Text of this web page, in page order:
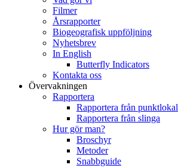
Filmer
Årsrapporter
Biogeografisk uppföljning
Nyhetsbrev
In English
Butterfly Indicators
Kontakta oss
Övervakningen
Rapportera
Rapportera från punktlokal
Rapportera från slinga
Hur gör man?
Broschyr
Metoder
Snabbguide